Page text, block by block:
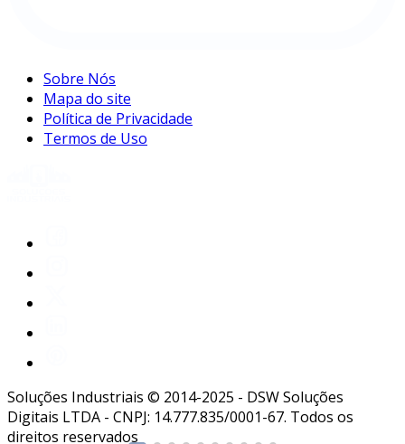
Sobre Nós
Mapa do site
Política de Privacidade
Termos de Uso
Soluções Industriais © 2014-2025 - DSW Soluções
Digitais LTDA - CNPJ: 14.777.835/0001-67. Todos os
direitos reservados